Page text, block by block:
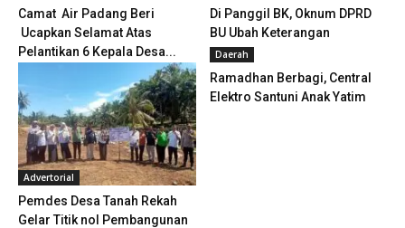
Camat Air Padang Beri
Ucapkan Selamat Atas
Pelantikan 6 Kepala Desa...
Di Panggil BK, Oknum DPRD
BU Ubah Keterangan
Advertorial
Pemdes Desa Tanah Rekah
Gelar Titik nol Pembangunan
Daerah
Ramadhan Berbagi, Central
Elektro Santuni Anak Yatim